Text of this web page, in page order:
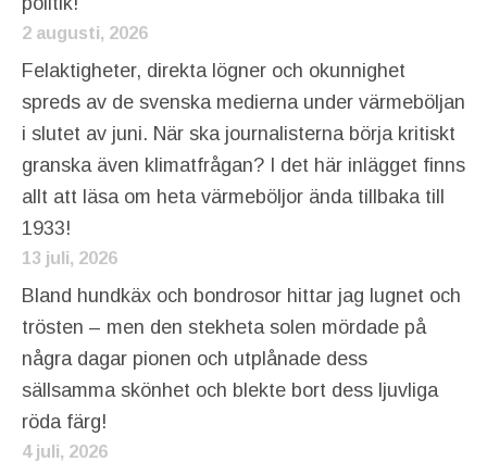
2 augusti, 2026
Felaktigheter, direkta lögner och okunnighet
spreds av de svenska medierna under värmeböljan
i slutet av juni. När ska journalisterna börja kritiskt
granska även klimatfrågan? I det här inlägget finns
allt att läsa om heta värmeböljor ända tillbaka till
1933!
13 juli, 2026
Bland hundkäx och bondrosor hittar jag lugnet och
trösten – men den stekheta solen mördade på
några dagar pionen och utplånade dess
sällsamma skönhet och blekte bort dess ljuvliga
röda färg!
4 juli, 2026